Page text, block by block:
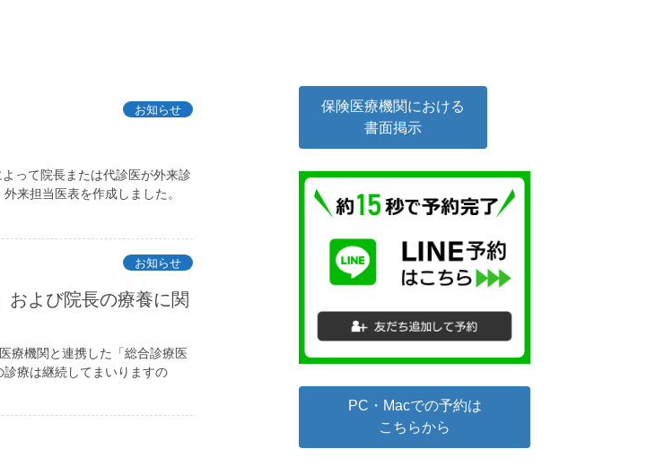
お知らせ
って院長または代診医が外来診
来担当医表を作成しました。
お知らせ
および院長の療養に関
療機関と連携した「総合診療医
療は継続してまいりますの
保険医療機関における
書面掲示
PC・Macでの予約は
こちらから